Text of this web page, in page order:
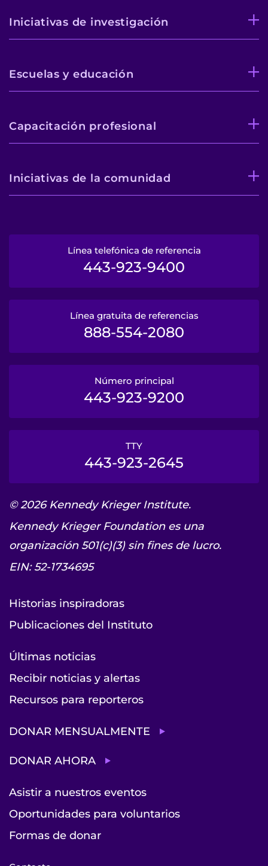
Iniciativas de investigación
Escuelas y educación
Capacitación profesional
Iniciativas de la comunidad
Línea telefónica de referencia
443-923-9400
Línea gratuita de referencias
888-554-2080
Número principal
443-923-9200
TTY
443-923-2645
© 2026 Kennedy Krieger Institute.
Kennedy Krieger Foundation es una
organización 501(c)(3) sin fines de lucro.
EIN: 52-1734695
Historias inspiradoras
Publicaciones del Instituto
Últimas noticias
Recibir noticias y alertas
Recursos para reporteros
DONAR MENSUALMENTE
DONAR AHORA
Asistir a nuestros eventos
Oportunidades para voluntarios
Formas de donar